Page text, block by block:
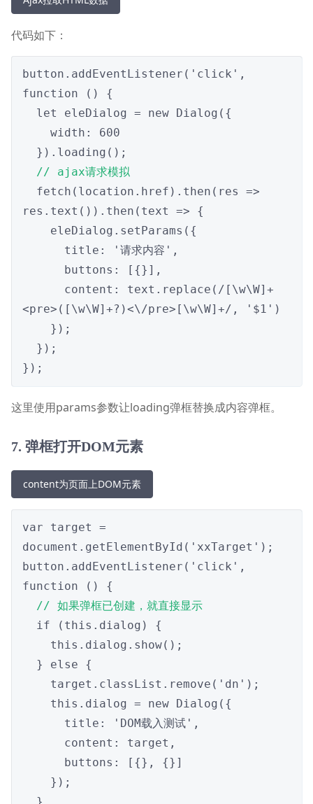
代码如下：
button.addEventListener('click',
function () {
// ajax请求模拟
res.text()).then(text => {
<pre>([\w\W]+?)<\/pre>[\w\W]+/, '$1')
});
这里使用params参数让loading弹框替换成内容弹框。
7. 弹框打开DOM元素
content为页面上DOM元素
var target =
document.getElementById('xxTarget');
button.addEventListener('click',
function () {
// 如果弹框已创建，就直接显示